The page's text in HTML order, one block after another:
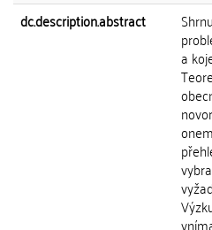
dc.description.abstract
a